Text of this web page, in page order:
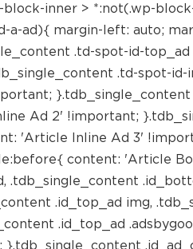
inner > *:not(.wp-
a-ad){ margin-left: auto;
.td-spot-id-
.td-spot-
}.tdb_single_content
Ad 2' !important;
'Article Inline Ad 3'
content: 'Article
.tdb_single_content
.id_top_ad img,
.id_top_ad
}.tdb_single_content